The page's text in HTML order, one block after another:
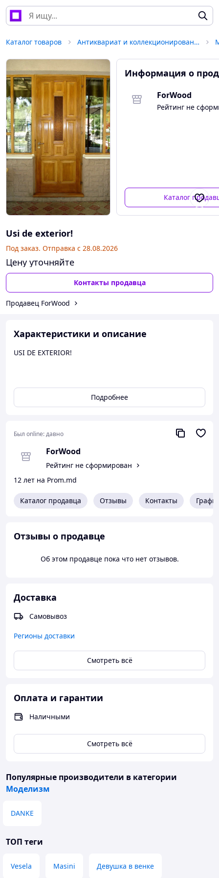
Каталог товаров Антиквариат и коллекционирование
Информация о
ForWood
Рейтинг не
Каталог
Usi de exterior!
Под заказ. Отправка с 28.08.2026
Цену уточняйте
Контакты продавца
Продавец ForWood
Характеристики и описание
USI DE EXTERIOR!
Подробнее
Был online:давно
ForWood
Рейтинг не сформирован
12 лет на Prom.md
Каталог продавца Отзывы Контакты
Отзывы о продавце
Об этом продавце пока что нет отзывов.
Доставка
Самовывоз
Регионы доставки
Смотреть всё
Оплата и гарантии
Наличными
Смотреть всё
Популярные производители в категории
Моделизм
DANKE
ТОП теги
Vesela Masini Девушка в венке